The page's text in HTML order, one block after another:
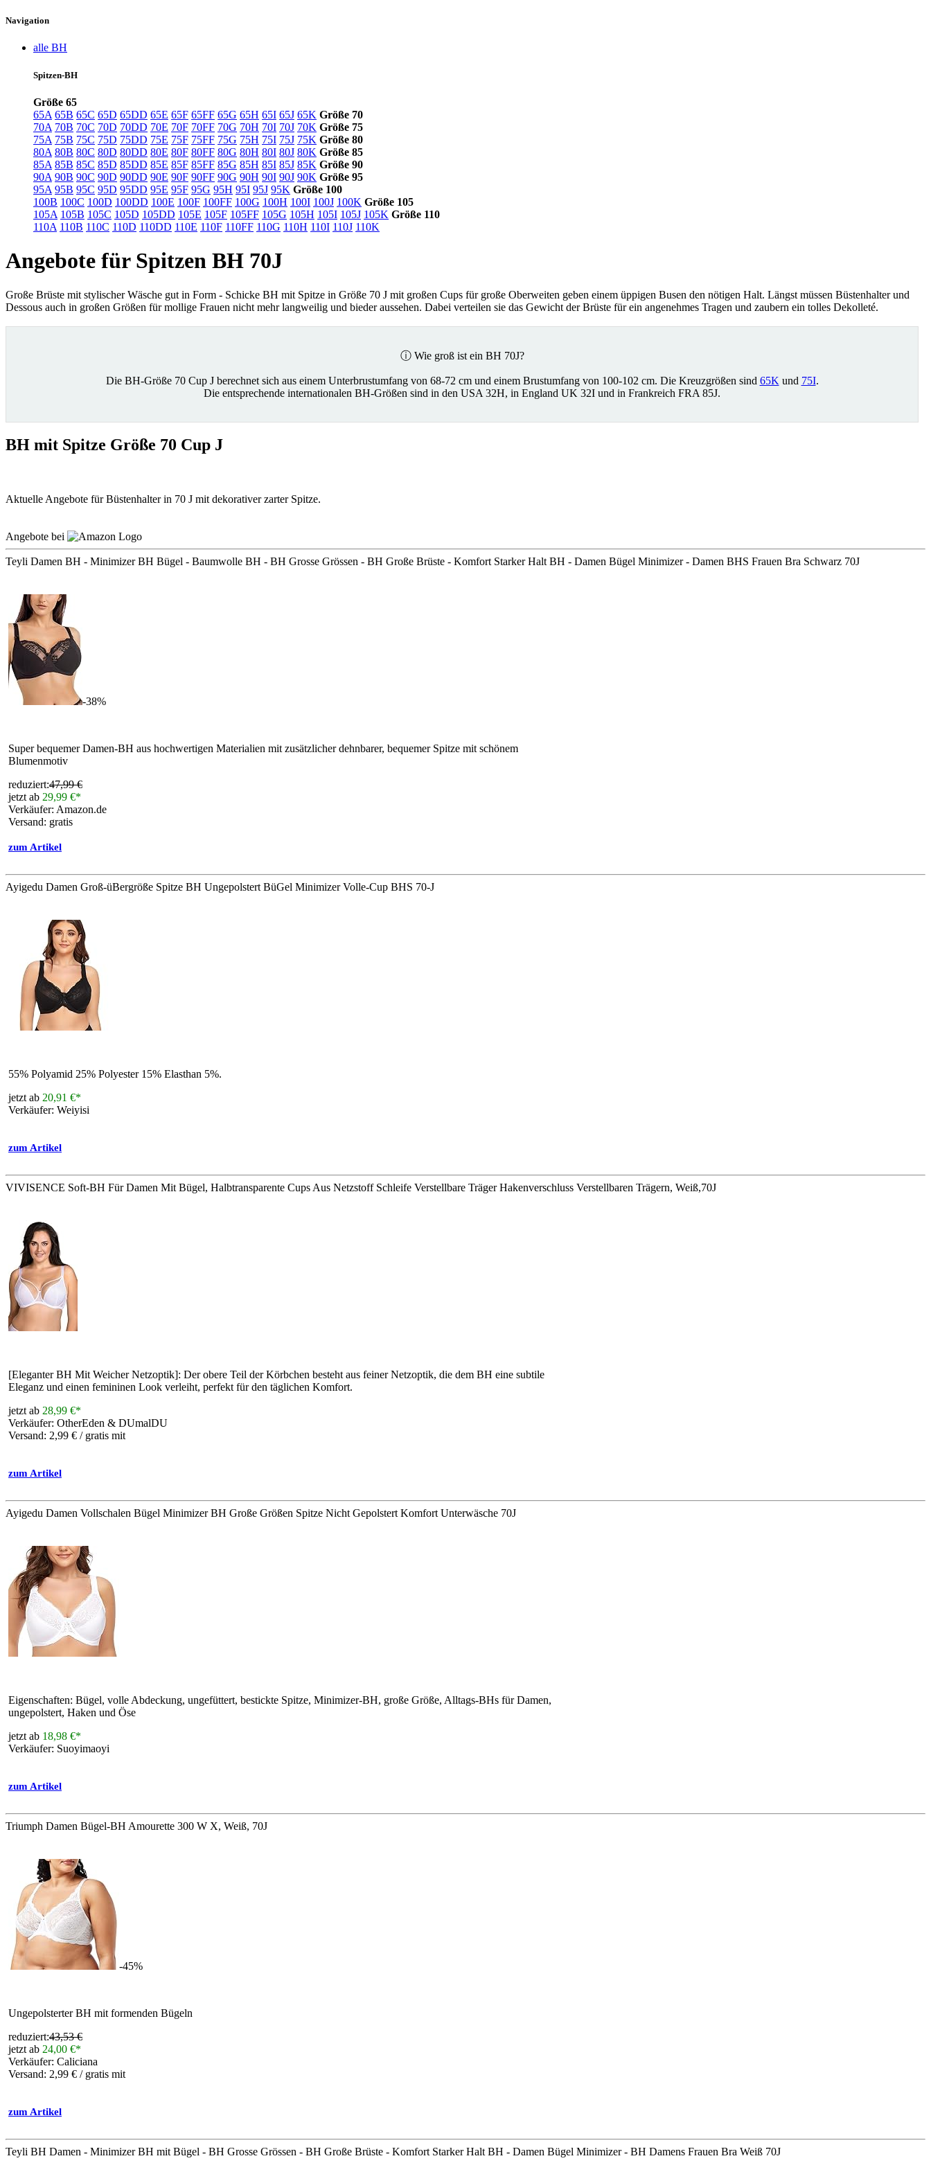
Navigation
alle BH
Spitzen-BH
Größe 65
65A 65B 65C 65D 65DD 65E 65F 65FF 65G 65H 65I 65J 65K Größe 70
70A 70B 70C 70D 70DD 70E 70F 70FF 70G 70H 70I 70J 70K Größe 75
75A 75B 75C 75D 75DD 75E 75F 75FF 75G 75H 75I 75J 75K Größe 80
80A 80B 80C 80D 80DD 80E 80F 80FF 80G 80H 80I 80J 80K Größe 85
85A 85B 85C 85D 85DD 85E 85F 85FF 85G 85H 85I 85J 85K Größe 90
90A 90B 90C 90D 90DD 90E 90F 90FF 90G 90H 90I 90J 90K Größe 95
95A 95B 95C 95D 95DD 95E 95F 95G 95H 95I 95J 95K Größe 100
100B 100C 100D 100DD 100E 100F 100FF 100G 100H 100I 100J 100K Größe 105
105A 105B 105C 105D 105DD 105E 105F 105FF 105G 105H 105I 105J 105K Größe 110
110A 110B 110C 110D 110DD 110E 110F 110FF 110G 110H 110I 110J 110K
Angebote für Spitzen BH 70J
Große Brüste mit stylischer Wäsche gut in Form - Schicke BH mit Spitze in Größe 70 J mit großen Cups für große Oberweiten geben einem üppigen Busen den nötigen Halt. Längst müssen Büstenhalter und
Dessous auch in großen Größen für mollige Frauen nicht mehr langweilig und bieder aussehen. Dabei verteilen sie das Gewicht der Brüste für ein angenehmes Tragen und zaubern ein tolles Dekolleté.
ⓘ Wie groß ist ein BH 70J?
Die BH-Größe 70 Cup J berechnet sich aus einem Unterbrustumfang von 68-72 cm und einem Brustumfang von 100-102 cm. Die Kreuzgrößen sind 65K und 75I.
Die entsprechende internationalen BH-Größen sind in den USA 32H, in England UK 32I und in Frankreich FRA 85J.
BH mit Spitze Größe 70 Cup J
Aktuelle Angebote für Büstenhalter in 70 J mit dekorativer zarter Spitze.
Angebote bei
Teyli Damen BH - Minimizer BH Bügel - Baumwolle BH - BH Grosse Grössen - BH Große Brüste - Komfort Starker Halt BH - Damen Bügel Minimizer - Damen BHS Frauen Bra Schwarz 70J
-38%
Super bequemer Damen-BH aus hochwertigen Materialien mit zusätzlicher dehnbarer, bequemer Spitze mit schönem
Blumenmotiv
reduziert:47,99 €
jetzt ab 29,99 €*
Verkäufer: Amazon.de
Versand: gratis
zum Artikel
Ayigedu Damen Groß-üBergröße Spitze BH Ungepolstert BüGel Minimizer Volle-Cup BHS 70-J
55% Polyamid 25% Polyester 15% Elasthan 5%.
jetzt ab 20,91 €*
Verkäufer: Weiyisi
zum Artikel
VIVISENCE Soft-BH Für Damen Mit Bügel, Halbtransparente Cups Aus Netzstoff Schleife Verstellbare Träger Hakenverschluss Verstellbaren Trägern, Weiß,70J
[Eleganter BH Mit Weicher Netzoptik]: Der obere Teil der Körbchen besteht aus feiner Netzoptik, die dem BH eine subtile
Eleganz und einen femininen Look verleiht, perfekt für den täglichen Komfort.
jetzt ab 28,99 €*
Verkäufer: OtherEden & DUmalDU
Versand: 2,99 € / gratis mit
zum Artikel
Ayigedu Damen Vollschalen Bügel Minimizer BH Große Größen Spitze Nicht Gepolstert Komfort Unterwäsche 70J
Eigenschaften: Bügel, volle Abdeckung, ungefüttert, bestickte Spitze, Minimizer-BH, große Größe, Alltags-BHs für Damen,
ungepolstert, Haken und Öse
jetzt ab 18,98 €*
Verkäufer: Suoyimaoyi
zum Artikel
Triumph Damen Bügel-BH Amourette 300 W X, Weiß, 70J
-45%
Ungepolsterter BH mit formenden Bügeln
reduziert:43,53 €
jetzt ab 24,00 €*
Verkäufer: Caliciana
Versand: 2,99 € / gratis mit
zum Artikel
Teyli BH Damen - Minimizer BH mit Bügel - BH Grosse Grössen - BH Große Brüste - Komfort Starker Halt BH - Damen Bügel Minimizer - BH Damens Frauen Bra Weiß 70J